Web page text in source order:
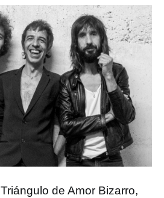
de Amor Bizarro,